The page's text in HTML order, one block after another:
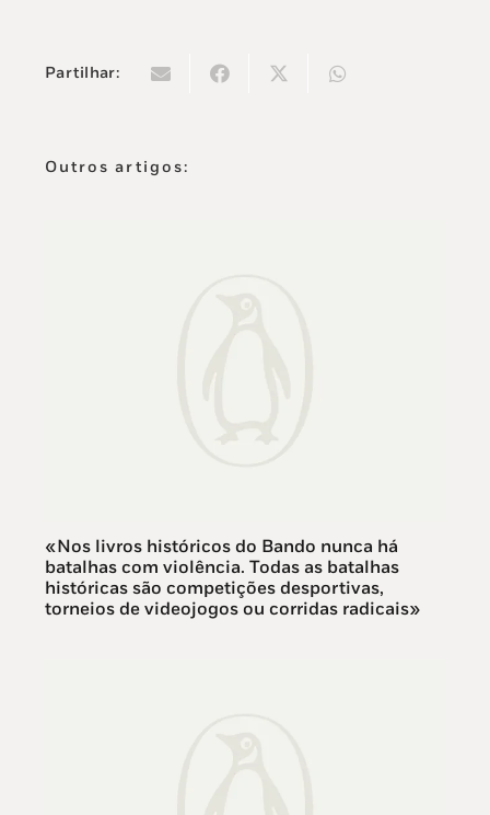
Partilhar:
Outros artigos:
«Nos livros históricos do Bando nunca há
batalhas com violência. Todas as batalhas
históricas são competições desportivas,
torneios de videojogos ou corridas radicais»